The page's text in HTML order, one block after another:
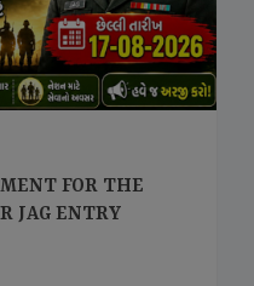
FOR THE
JAG ENTRY